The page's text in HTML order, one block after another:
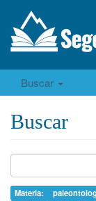
Buscar
Buscar
Materia: